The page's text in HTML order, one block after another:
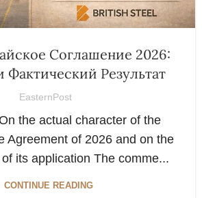
Соглашение 2026:
Фактический Результат
EasternPost
the actual character of the
Agreement of 2026 and on the
its application The comme...
CONTINUE READING